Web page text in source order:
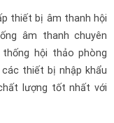
thiết bị âm thanh hội
âm thanh chuyên
hội thảo phòng
các thiết bị nhập khẩu
lượng tốt nhất với